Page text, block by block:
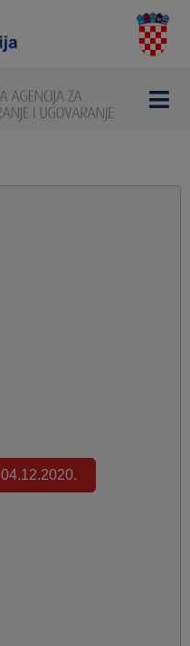
04.12.2020.